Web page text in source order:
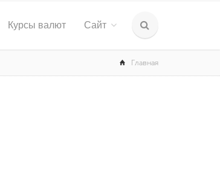
Курсы валют Сайт
Главная